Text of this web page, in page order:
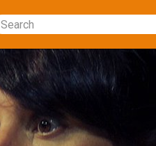
Search